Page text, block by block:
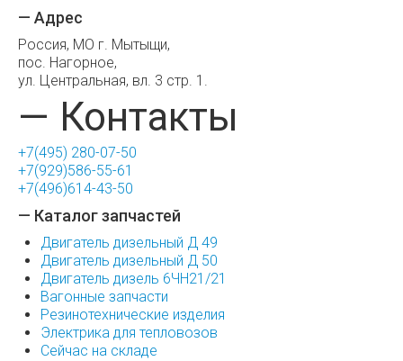
— Адрес
Россия, МО г. Мытыщи,
пос. Нагорное,
ул. Центральная, вл. 3 стр. 1.
— Контакты
+7(495) 280-07-50
+7(929)586-55-61
+7(496)614-43-50
— Каталог запчастей
Двигатель дизельный Д 49
Двигатель дизельный Д 50
Двигатель дизель 6ЧН21/21
Вагонные запчасти
Резинотехнические изделия
Электрика для тепловозов
Сейчас на складе